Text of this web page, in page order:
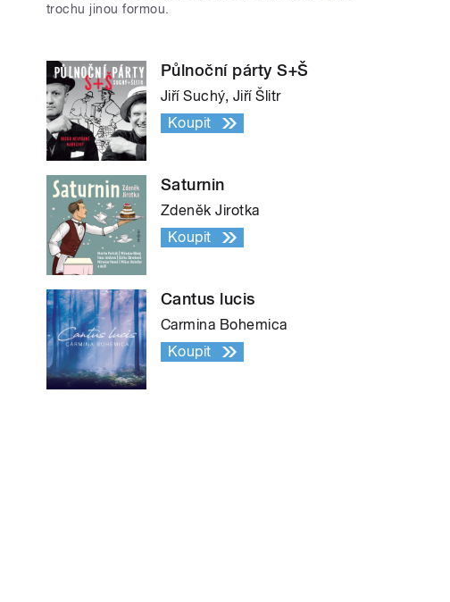
trochu jinou formou.
Půlnoční párty S+Š
Jiří Suchý, Jiří Šlitr
Koupit
Saturnin
Zdeněk Jirotka
Koupit
Cantus lucis
Carmina Bohemica
Koupit